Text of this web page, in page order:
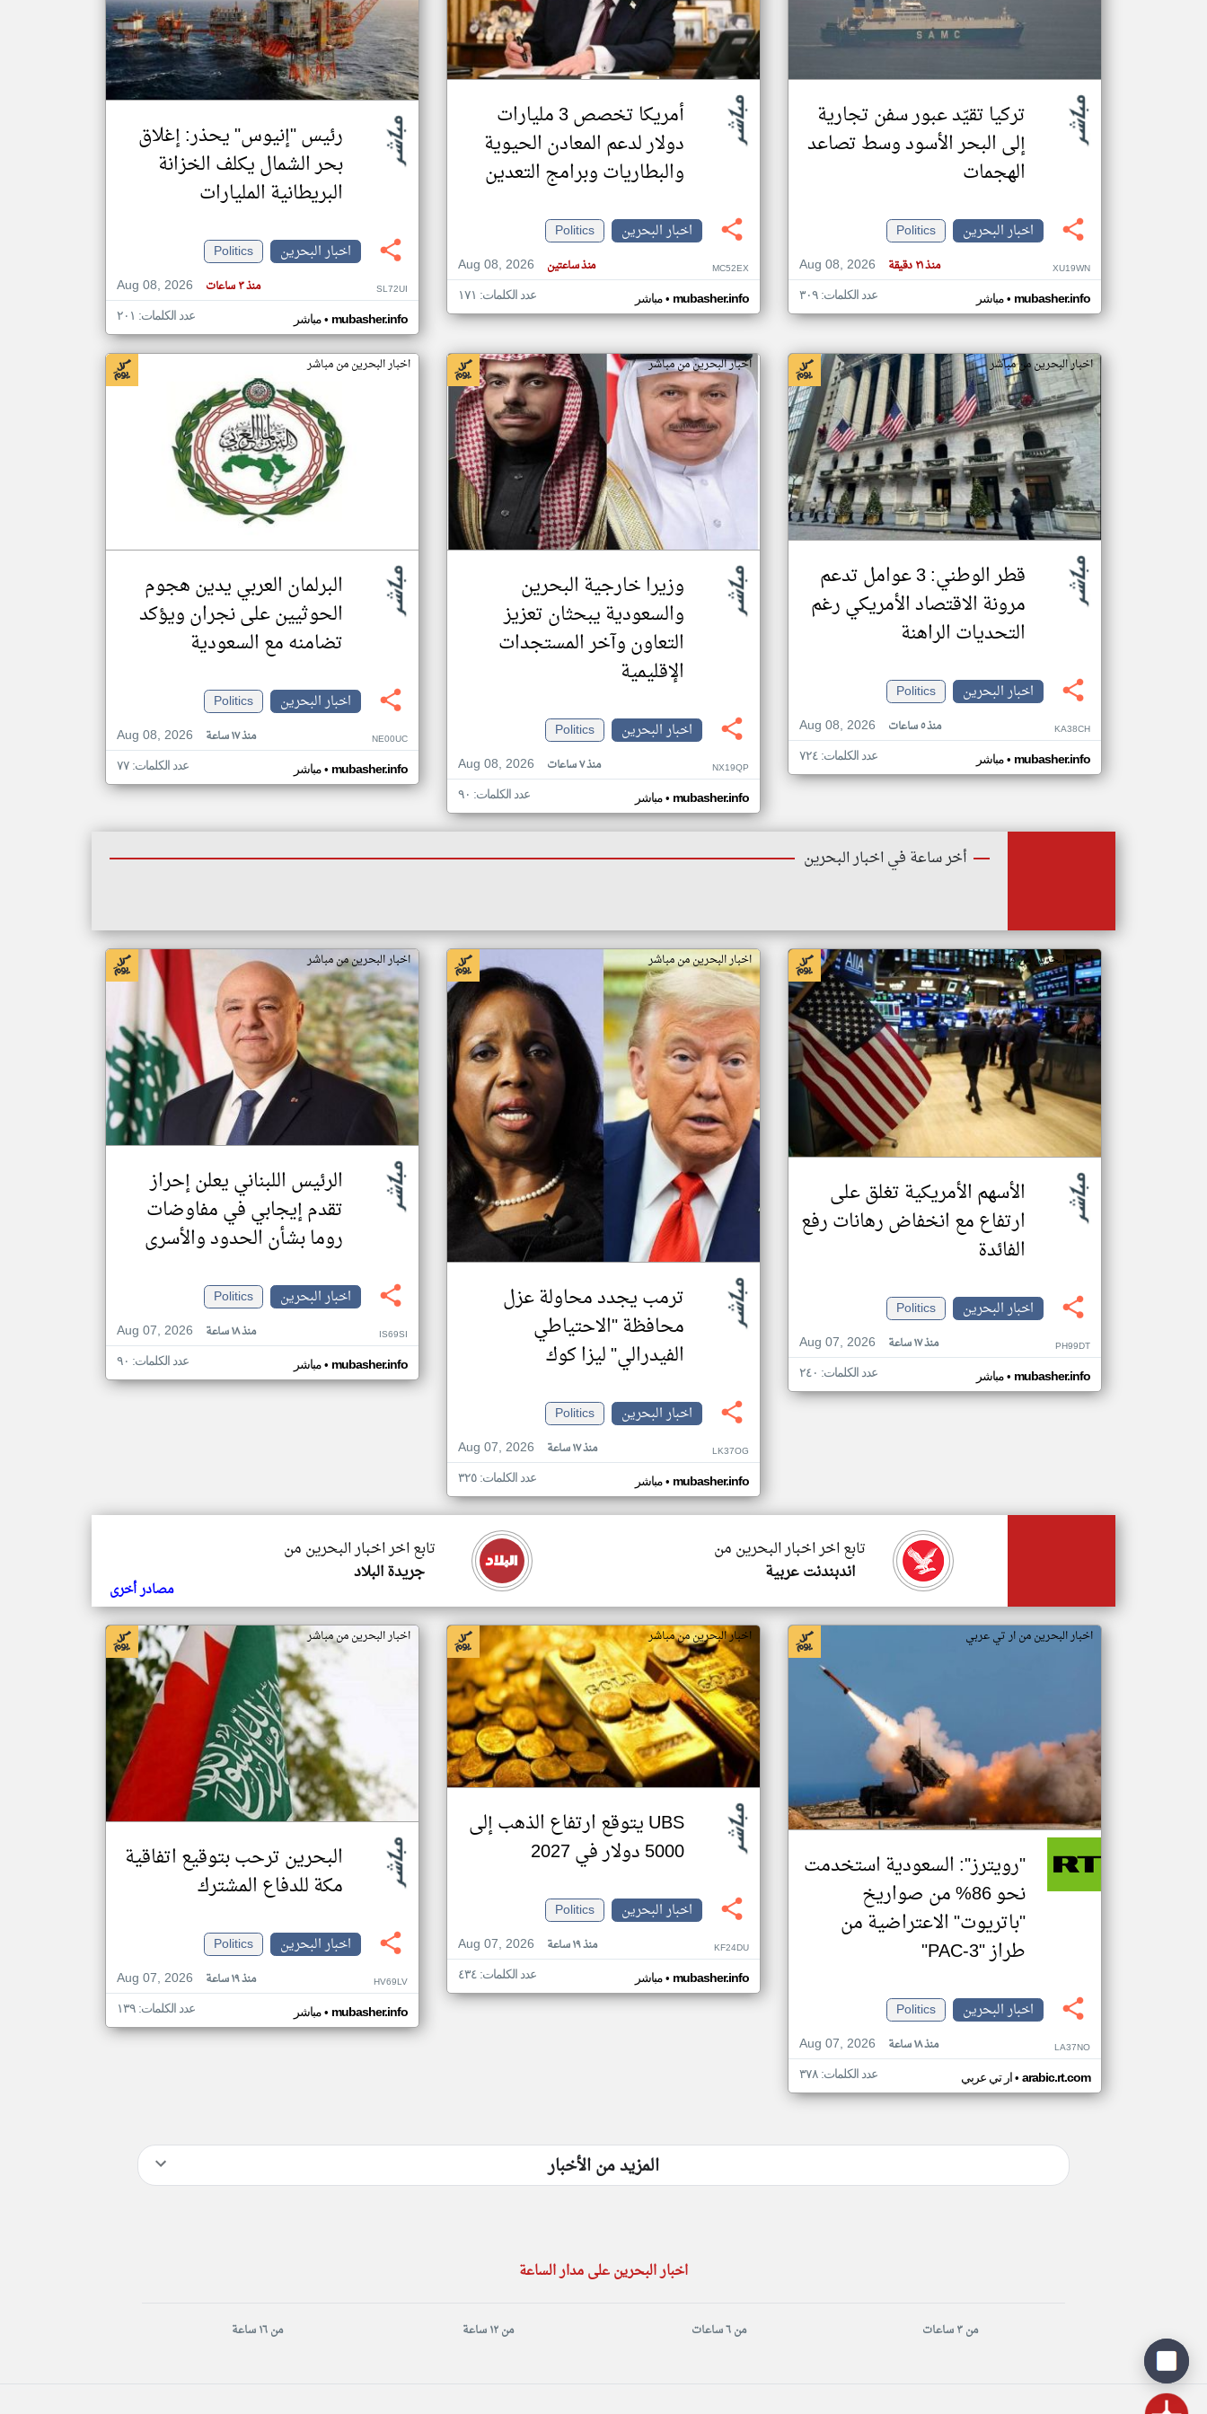
تغيير الدولة
مصادر الأخبار من البحرين
أهم اخبار البحرين العاجلة والمباشرة
تركيا تقيّد عبور سفن تجارية
إلى البحر الأسود وسط تصاعد
الهجمات
اخبار البحرين
Politics
Aug 08, 2026
منذ ٢١ دقيقة XU19WN
مباشر• mubasher.info عدد الكلمات: ٣٠٩
أمريكا تخصص 3 مليارات
دولار لدعم المعادن الحيوية
والبطاريات وبرامج التعدين
اخبار البحرين
Politics
Aug 08, 2026
منذ ساعتين MC52EX
مباشر• mubasher.info عدد الكلمات: ١٧١
رئيس "إنيوس" يحذر: إغلاق
بحر الشمال يكلف الخزانة
البريطانية المليارات
اخبار البحرين
Politics
Aug 08, 2026
منذ ٣ ساعات SL72UI
مباشر• mubasher.info عدد الكلمات: ٢٠١
اخبار البحرين من مباشر
قطر الوطني: 3 عوامل تدعم
مرونة الاقتصاد الأمريكي رغم
التحديات الراهنة
اخبار البحرين
Politics
Aug 08, 2026
منذ ٥ ساعات KA38CH
مباشر• mubasher.info عدد الكلمات: ٧٢٤
اخبار البحرين من مباشر
وزيرا خارجية البحرين
والسعودية يبحثان تعزيز
التعاون وآخر المستجدات
الإقليمية
اخبار البحرين
Politics
Aug 08, 2026
منذ ٧ ساعات NX19QP
مباشر• mubasher.info عدد الكلمات: ٩٠
اخبار البحرين من مباشر
البرلمان العربي يدين هجوم
الحوثيين على نجران ويؤكد
تضامنه مع السعودية
اخبار البحرين
Politics
Aug 08, 2026
منذ ١٧ ساعة NE00UC
مباشر• mubasher.info عدد الكلمات: ٧٧
أخر ساعة في اخبار البحرين
اخبار البحرين من مباشر
الأسهم الأمريكية تغلق على
ارتفاع مع انخفاض رهانات رفع
الفائدة
اخبار البحرين
Politics
Aug 07, 2026
منذ ١٧ ساعة PH99DT
مباشر• mubasher.info عدد الكلمات: ٢٤٠
اخبار البحرين من مباشر
ترمب يجدد محاولة عزل
محافظة "الاحتياطي
الفيدرالي" ليزا كوك
اخبار البحرين
Politics
Aug 07, 2026
منذ ١٧ ساعة LK37OG
مباشر• mubasher.info عدد الكلمات: ٣٢٥
اخبار البحرين من مباشر
الرئيس اللبناني يعلن إحراز
تقدم إيجابي في مفاوضات
روما بشأن الحدود والأسرى
اخبار البحرين
Politics
Aug 07, 2026
منذ ١٨ ساعة IS69SI
مباشر• mubasher.info عدد الكلمات: ٩٠
تابع اخر اخبار البحرين من
جريدة البلاد
تابع اخر اخبار البحرين من
اندبندنت عربية
مصادر أخرى
اخبار البحرين من ار تي عربي
"رويترز": السعودية استخدمت
نحو 86% من صواريخ
"باتريوت" الاعتراضية من
طراز "PAC-3"
اخبار البحرين
Politics
Aug 07, 2026
منذ ١٨ ساعة LA37NO
ار تي عربي• arabic.rt.com عدد الكلمات: ٣٧٨
اخبار البحرين من مباشر
UBS يتوقع ارتفاع الذهب إلى
5000 دولار في 2027
اخبار البحرين
Politics
Aug 07, 2026
منذ ١٩ ساعة KF24DU
مباشر• mubasher.info عدد الكلمات: ٤٣٤
اخبار البحرين من مباشر
البحرين ترحب بتوقيع اتفاقية
مكة للدفاع المشترك
اخبار البحرين
Politics
Aug 07, 2026
منذ ١٩ ساعة HV69LV
مباشر• mubasher.info عدد الكلمات: ١٣٩
المزيد من الأخبار
اخبار البحرين على مدار الساعة
من ٣ ساعات من ٦ ساعات من ١٢ ساعة من ١٦ ساعة
klyoum.com